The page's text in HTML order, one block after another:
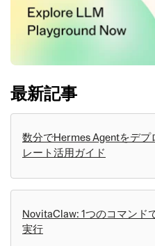
最新記事
数分でHermes Agentをデ
レート活用ガイド
NovitaClaw: 1つのコマンド
実行